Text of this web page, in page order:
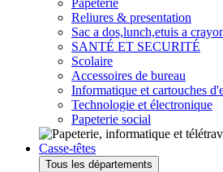
Papeterie
Reliures & presentation
Sac a dos,lunch,etuis a
SANTÉ ET SECURITÉ
Scolaire
Accessoires de bureau
Informatique et cartouches
Technologie et électronique
Papeterie social
Casse-têtes
Tous les départements